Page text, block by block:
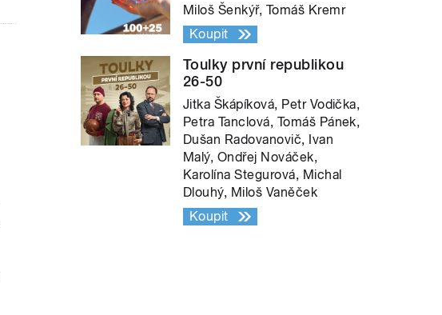
Miloš Šenkýř, Tomáš Kremr
Koupit
Toulky první republikou
26-50
Jitka Škápíková, Petr Vodička,
Petra Tanclová, Tomáš Pánek,
Dušan Radovanovič, Ivan
Malý, Ondřej Nováček,
Karolína Stegurová, Michal
Dlouhý, Miloš Vaněček
Koupit